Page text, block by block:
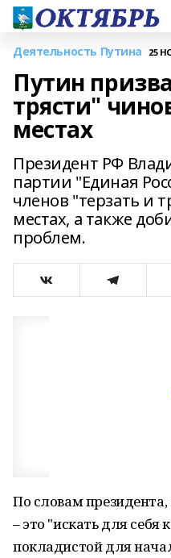
Деятельность Путина 25
Путин
трясти"
местах
Президент РФ
партии "Единая
членов "терзать и
местах, а также
проблем.
По словам
– это "искать для
покладистой для